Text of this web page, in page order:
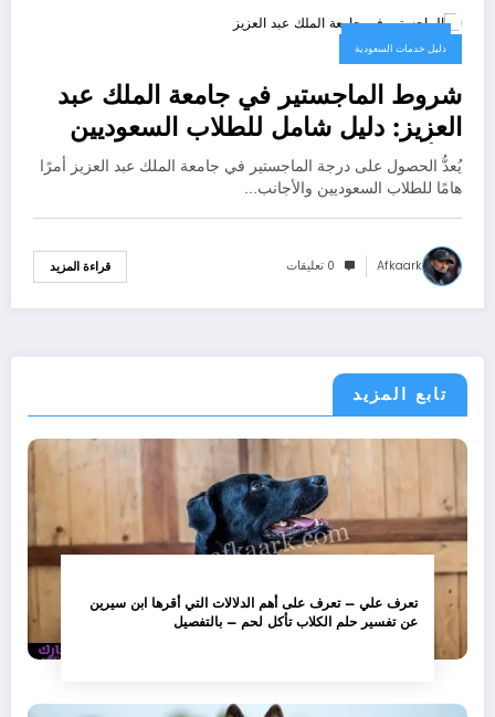
23 يونيو، 2023
دليل خدمات السعودية
شروط الماجستير في جامعة الملك عبد
العزيز: دليل شامل للطلاب السعوديين
والأجانب
يُعدُّ الحصول على درجة الماجستير في جامعة الملك عبد العزيز أمرًا
هامًا للطلاب السعوديين والأجانب…
Afkaark 0 تعليقات قراءة المزيد
تابع المزيد
تعرف علي – تعرف على أهم الدلالات التي أقرها ابن سيرين
عن تفسير حلم الكلاب تأكل لحم – بالتفصيل